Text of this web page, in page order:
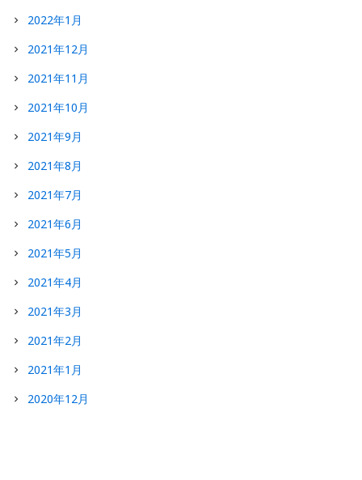
2022年1月
2021年12月
2021年11月
2021年10月
2021年9月
2021年8月
2021年7月
2021年6月
2021年5月
2021年4月
2021年3月
2021年2月
2021年1月
2020年12月